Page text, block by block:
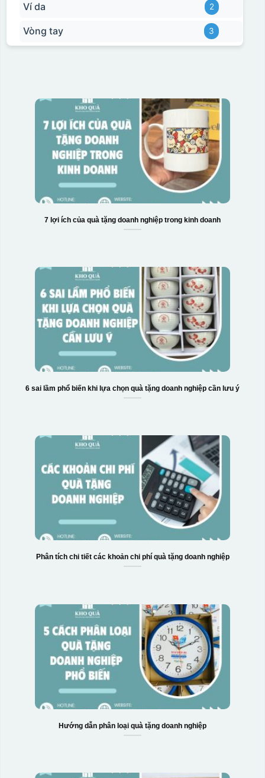
Ví da 2
Vòng tay 3
7 lợi ích của quà tặng doanh nghiệp trong kinh doanh
6 sai lầm phổ biến khi lựa chọn quà tặng doanh nghiệp cần lưu ý
Phân tích chi tiết các khoản chi phí quà tặng doanh nghiệp
Hướng dẫn phân loại quà tặng doanh nghiệp